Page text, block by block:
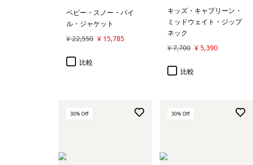
ベビー・スノー・パイ
ル・ジャケット
¥ 22,550 ¥ 15,785
比較
キッズ・キャプリーン・
ミッドウェイト・ジップ
ネック
¥ 7,700 ¥ 5,390
比較
30% Off 30% Off